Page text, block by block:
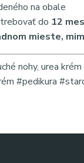
na obale
do 12
mieste,
nohy, urea
#pedikura